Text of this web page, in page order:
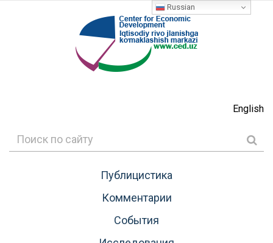
English
Публицистика
Комментарии
События
Russian